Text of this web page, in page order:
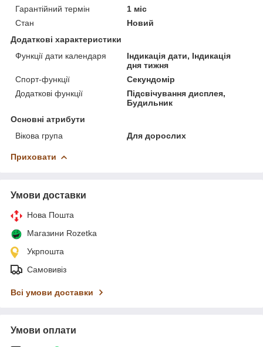
Гарантійний термін
1 міс
Стан
Новий
Додаткові характеристики
Функції дати календаря
Індикація дати, Індикація
дня тижня
Спорт-функції
Секундомір
Додаткові функції
Підсвічування дисплея,
Будильник
Основні атрибути
Вікова група
Для дорослих
Приховати
Умови доставки
Нова Пошта
Магазини Rozetka
Укрпошта
Самовивіз
Всі умови доставки
Умови оплати